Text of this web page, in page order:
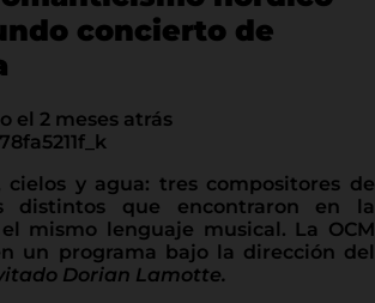
concierto de
el 2 meses atrás
cielos y agua: tres compositores de
distintos que encontraron en la
mismo lenguaje musical. La OCM
un programa bajo la dirección del
Dorian Lamotte.